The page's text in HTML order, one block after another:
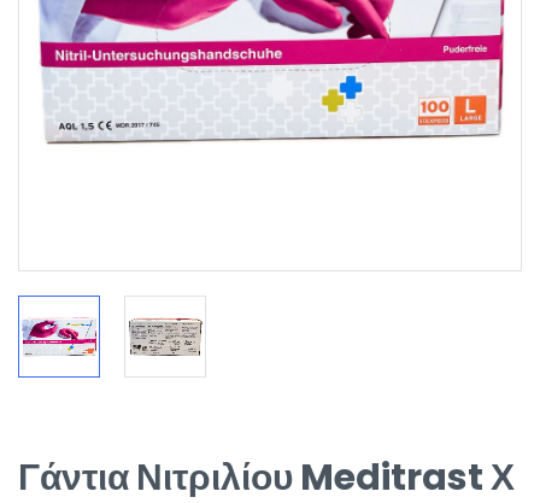
Γάντια Νιτριλίου Meditrast Χ